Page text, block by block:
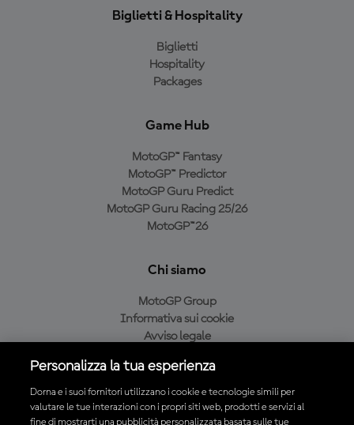
Biglietti & Hospitality
Biglietti
Hospitality
Packages
Game Hub
MotoGP™ Fantasy
MotoGP™ Predictor
MotoGP Guru Predict
MotoGP Guru Racing 25/26
MotoGP™26
Chi siamo
MotoGP Group
Informativa sui cookie
Avviso legale
Condizioni di acquisto
Personalizza la tua esperienza
Dorna e i suoi fornitori utilizzano i cookie e tecnologie simili per
valutare le tue interazioni con i propri siti web, prodotti e servizi al
fine di mostrarti una pubblicità personalizzata basata sulle tue